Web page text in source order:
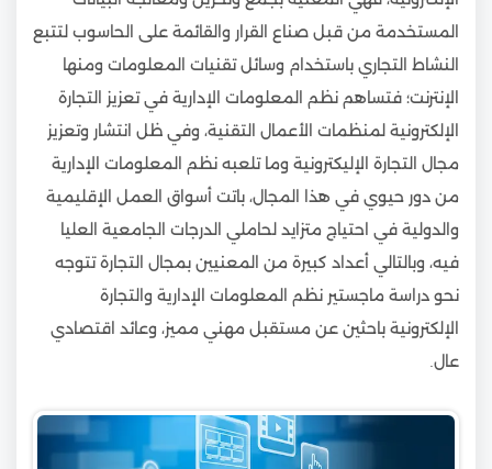
المستخدمة من قبل صناع القرار والقائمة على الحاسوب لتتبع
النشاط التجاري باستخدام وسائل تقنيات المعلومات ومنها
الإنترنت؛ فتساهم نظم المعلومات الإدارية في تعزيز التجارة
الإلكترونية لمنظمات الأعمال التقنية، وفي ظل انتشار وتعزيز
مجال التجارة الإليكترونية وما تلعبه نظم المعلومات الإدارية
من دور حيوي في هذا المجال، باتت أسواق العمل الإقليمية
والدولية في احتياج متزايد لحاملي الدرجات الجامعية العليا
فيه، وبالتالي أعداد كبيرة من المعنيين بمجال التجارة تتوجه
نحو دراسة ماجستير نظم المعلومات الإدارية والتجارة
الإلكترونية باحثين عن مستقبل مهني مميز، وعائد اقتصادي
عال.